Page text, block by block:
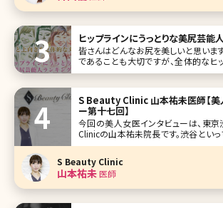
ヒップラインにうっとりな美尻芸能
皆さんはどんなお尻を美しいと思いま
であることも大切ですが、全体的なヒ
あることも忘れてはいけないポイント
いため、垂れやすくぺったんこなお尻
す。 しかし男性が魅
S Beauty Clinic 山本祐未医師【美
ー第十七回】
今回の美人女医インタビューは、東
Clinicの山本祐未院長です。渋谷といっ
渋”の近くにあり、高級住宅街の主婦の
療痩身とアンチエイジング治療の二本
容外科の
S Beauty Clinic
山本祐未医師